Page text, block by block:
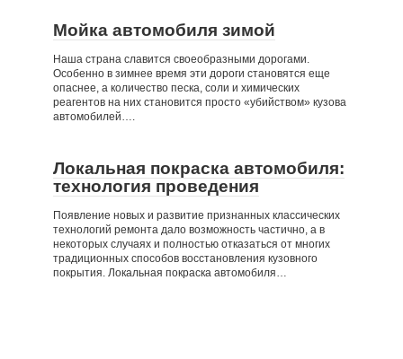
Мойка автомобиля зимой
Наша страна славится своеобразными дорогами.
Особенно в зимнее время эти дороги становятся еще
опаснее, а количество песка, соли и химических
реагентов на них становится просто «убийством» кузова
автомобилей….
Локальная покраска автомобиля:
технология проведения
Появление новых и развитие признанных классических
технологий ремонта дало возможность частично, а в
некоторых случаях и полностью отказаться от многих
традиционных способов восстановления кузовного
покрытия. Локальная покраска автомобиля…